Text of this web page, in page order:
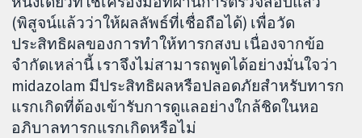
(พิสูจน์แล้วว่าให้ผลลัพธ์ที่เชื่อถือได้) เพื่อวัด
ประสิทธิผลของการทำให้ทารกสงบ เนื่องจากข้อ
จำกัดเหล่านี้ เราจึงไม่สามารถพูดได้อย่างมั่นใจว่า
midazolam มีประสิทธิผลหรือปลอดภัยสำหรับทารก
แรกเกิดที่ต้องเข้ารับการดูแลอย่างใกล้ชิดในหอ
อภิบาลทารกแรกเกิดหรือไม่